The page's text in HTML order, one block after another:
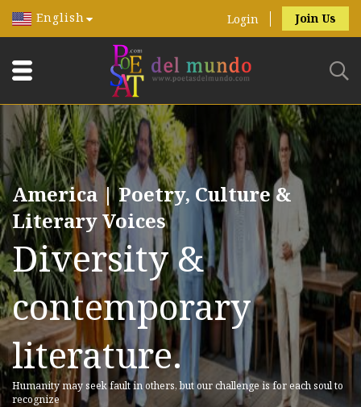
English Login Join Us
America | Poetry, Culture &
Literary Voices
Diversity &
contemporary
literature.
Humanity may seek fault in others, but our challenge is for each soul to
recognize